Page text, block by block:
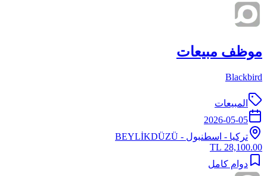
موظف مبيعات
Blackbird
المبيعات
2026-05-05
تركيا - اسطنبول - BEYLİKDÜZÜ
28,100.00 TL
دوام كامل